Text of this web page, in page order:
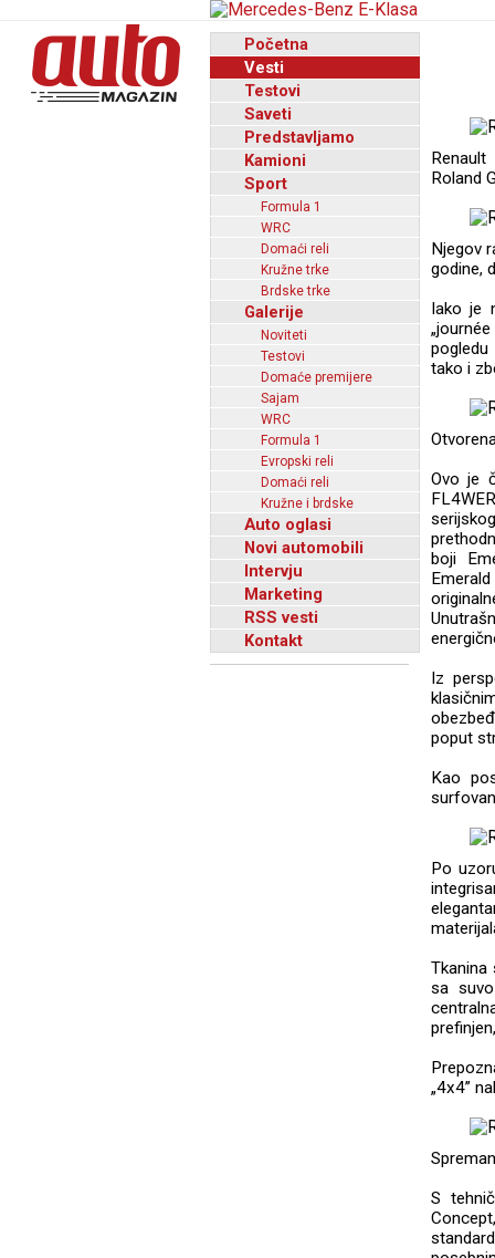
Početna
Vesti
Testovi
Saveti
Predstavljamo
Kamioni
Sport
Formula 1
WRC
Domaći reli
Kružne trke
Brdske trke
Galerije
Noviteti
Testovi
Domaće premijere
Sajam
WRC
Formula 1
Evropski reli
Domaći reli
Kružne i brdske
Auto oglasi
Novi automobili
Intervju
Marketing
RSS vesti
Kontakt
Roland
Njegov
godine,
Iako je
tako i
Ovo je
boji
Iz
poput
Kao
Po
Tkanina
sa
„4x4”
S